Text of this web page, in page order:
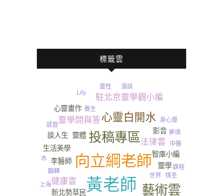
標籤雲
黃老師
向立綱老師
投稿專區
藝術雲
心靈白開水
健康雲
靈學問與答
駐北京靈學觀小編
法律雲
李醫師
靈體
新北勢草民
靈學
心靈畫作
影音
談人生
生活美學
智庫小編
養生
上海
Lily
翻轉
夢境
課程
世界
中醫
身心靈
漫談
靈性
感冒
情圣
水